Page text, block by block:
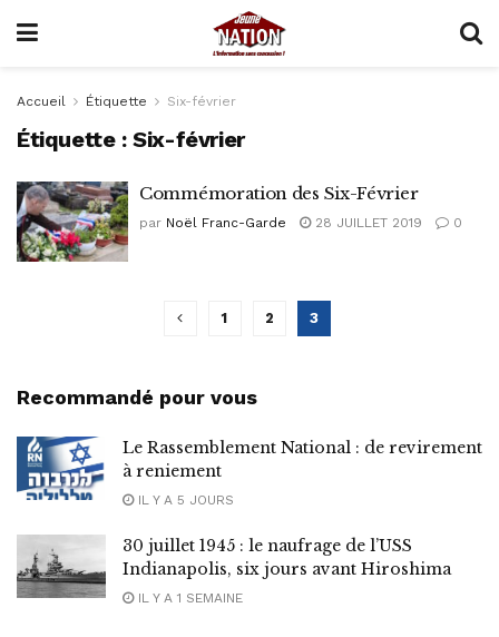
Accueil Étiquette Six-février
Étiquette :Six-février
Commémoration des Six-Février
par Noël Franc-Garde 28 JUILLET 2019 0
1 2 3
Recommandé pour vous
Le Rassemblement National : de revirement
à reniement
IL Y A 5 JOURS
30 juillet 1945 : le naufrage de l’USS
Indianapolis, six jours avant Hiroshima
IL Y A 1 SEMAINE